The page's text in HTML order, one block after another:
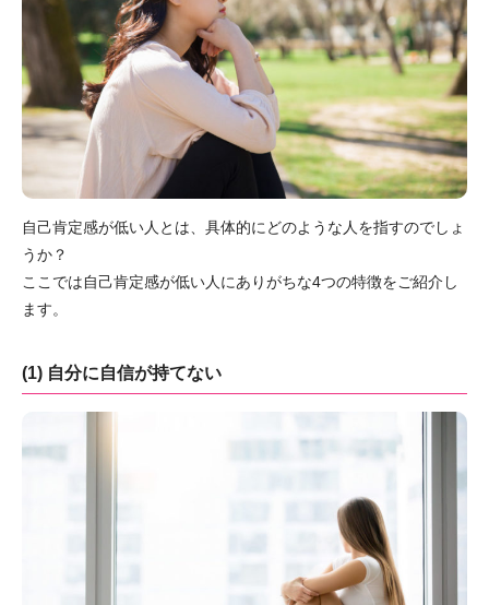
自己肯定感が低い人とは、具体的にどのような人を指すのでしょ
うか？
ここでは自己肯定感が低い人にありがちな4つの特徴をご紹介し
ます。
(1) 自分に自信が持てない